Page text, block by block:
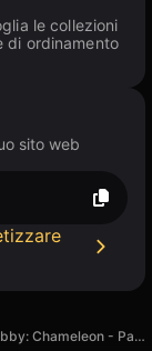
le collezioni
ordinamento
sito web
Obby: Chameleon - Paint & Hide